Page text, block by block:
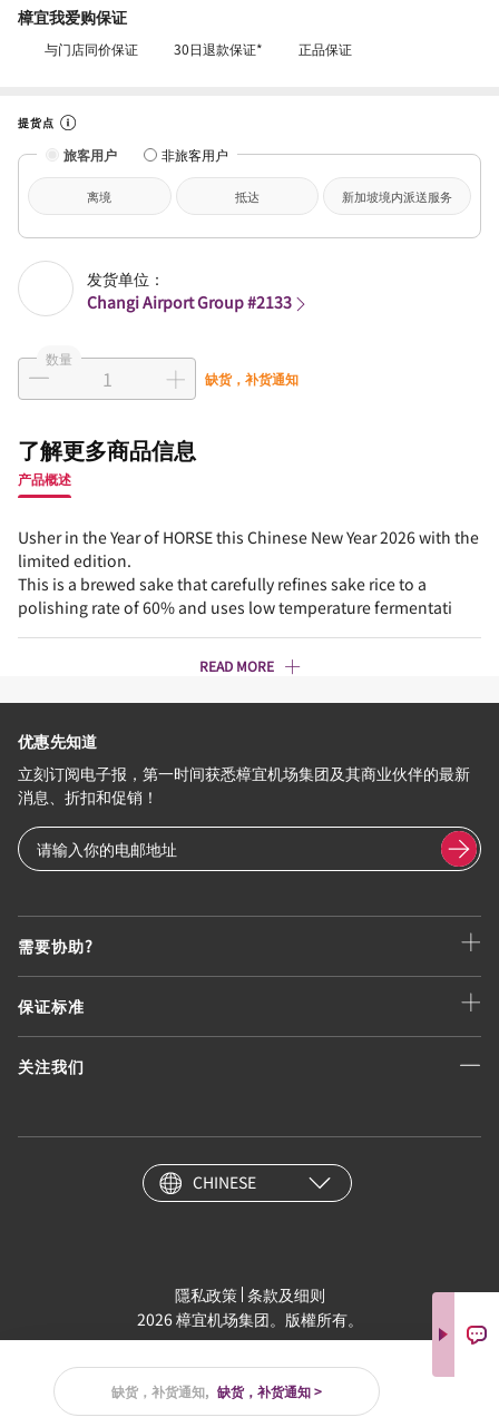
缺货，补货通知, 缺货，补货通知 >
樟宜我爱购保证
与门店同价保证 30日退款保证* 正品保证
提货点
旅客用户 非旅客用户
离境 抵达 新加坡境内派送服务
发货单位：
Changi Airport Group #2133
数量
缺货，补货通知
了解更多商品信息
产品概述
Usher in the Year of HORSE this Chinese New Year 2026 with the
limited edition.
This is a brewed sake that carefully refines sake rice to a
polishing rate of 60% and uses low temperature fermentati
READ MORE
需要协助?
保证标准
关注我们
优惠先知道
立刻订阅电子报，第一时间获悉樟宜机场集团及其商业伙伴的最新
消息、折扣和促销！
CHINESE
隱私政策 条款及细则
2026 樟宜机场集团。版權所有。